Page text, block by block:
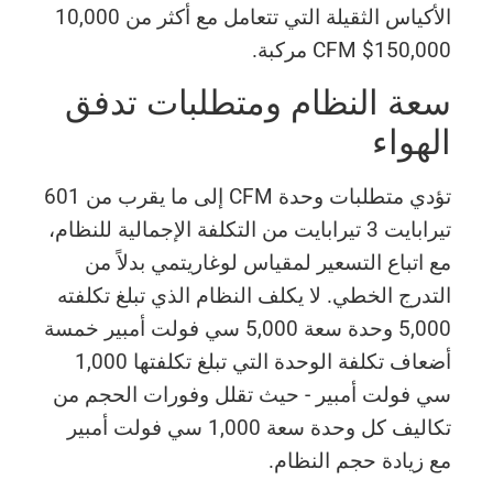
الأكياس الثقيلة التي تتعامل مع أكثر من 10,000
CFM $150,000 مركبة.
سعة النظام ومتطلبات تدفق
الهواء
تؤدي متطلبات وحدة CFM إلى ما يقرب من 601
تيرابايت 3 تيرابايت من التكلفة الإجمالية للنظام،
مع اتباع التسعير لمقياس لوغاريتمي بدلاً من
التدرج الخطي. لا يكلف النظام الذي تبلغ تكلفته
5,000 وحدة سعة 5,000 سي فولت أمبير خمسة
أضعاف تكلفة الوحدة التي تبلغ تكلفتها 1,000
سي فولت أمبير - حيث تقلل وفورات الحجم من
تكاليف كل وحدة سعة 1,000 سي فولت أمبير
مع زيادة حجم النظام.